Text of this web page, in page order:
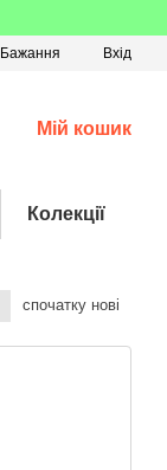
Бажання Вхід
Мій кошик
Колекції
спочатку нові